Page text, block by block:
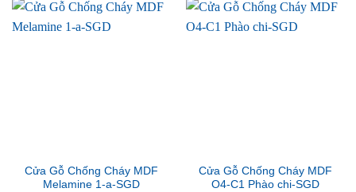
Cửa Gỗ Chống Cháy MDF
Melamine 1-a-SGD
Cửa Gỗ Chống Cháy MDF
O4-C1 Phào chi-SGD